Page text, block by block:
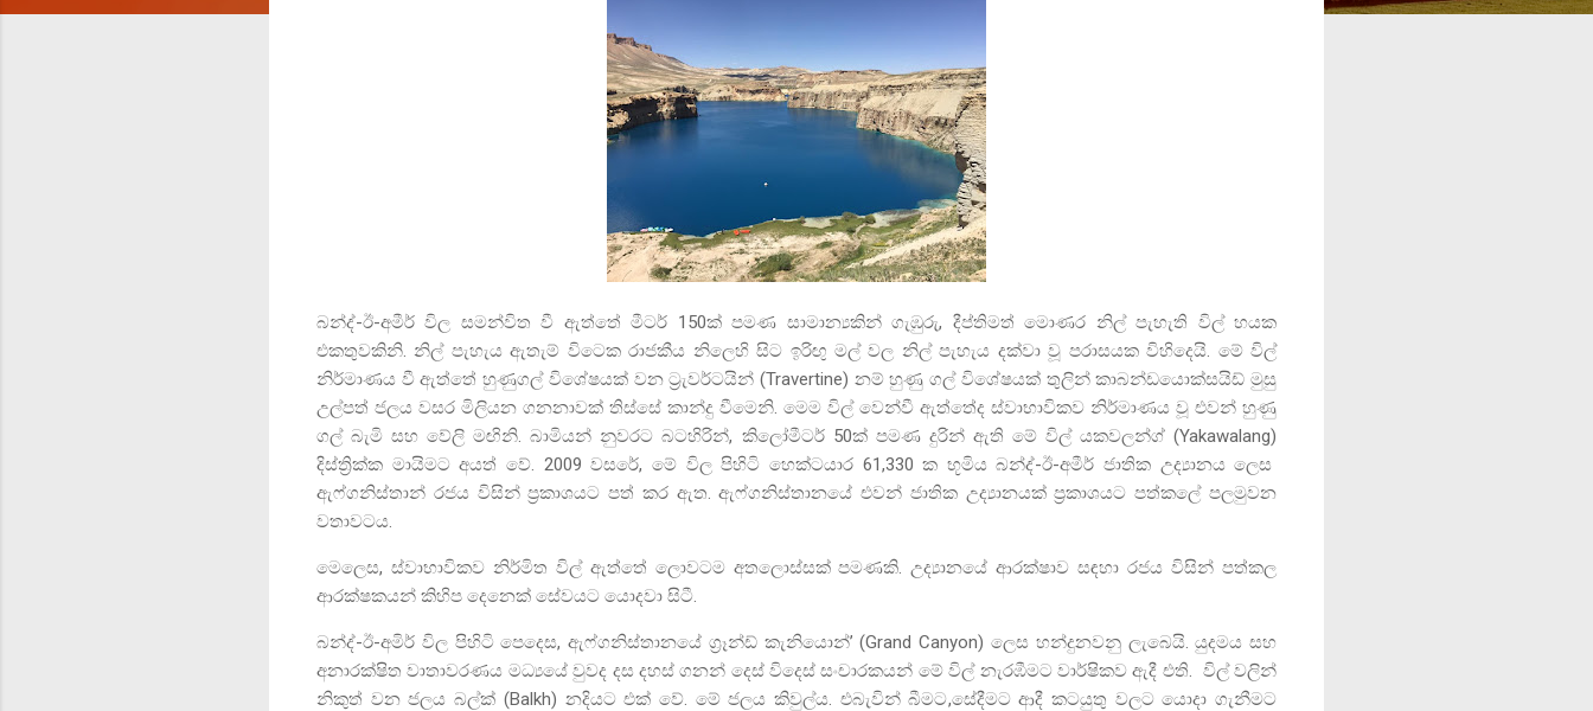
බන්ද්-ඊ-අමීර් විල සමන්විත වී ඇත්තේ මීටර් 150ක් පමණ සාමාන්‍යකින් ගැඹුරු, දීප්තිමත් මොණර නිල් පැහැති විල් හයක
එකතුවකිනි. නිල් පැහැය ඇතැම් විටෙක රාජකීය නිලෙහි සිට ඉරිඟු මල් වල නිල් පැහැය දක්වා වූ පරාසයක විහිදෙයි. මේ විල්
නිර්මාණය වී ඇත්තේ හුණුගල් විශේෂයක් වන ට්‍රැවර්ටයින් (Travertine) නම් හුණු ගල් විශේෂයක් තුලින් කාබන්ඩයොක්සයිඩ් මුසු
උල්පත් ජලය වසර මිලියන ගනනාවක් තිස්සේ කාන්දු වීමෙනි. මෙම විල් වෙන්වී ඇත්තේද ස්වාභාවිකව නිර්මාණය වූ එවන් හුණු
ගල් බැමි සහ වේලි මඟිනි. බාමියන් නුවරට බටහිරින්, කිලෝමීටර් 50ක් පමණ දුරින් ඇති මේ විල් යකවලන්ග්(Yakawalang)
දිස්ත්‍රික්ක මායිමට අයත් වේ. 2009 වසරේ, මේ විල පිහිටි හෙක්ටයාර 61,330 ක භූමිය බන්ද්-ඊ-අමීර් ජාතික උද්‍යානය ලෙස
ඇෆ්ගනිස්තාන් රජය විසින් ප්‍රකාශයට පත් කර ඇත. ඇෆ්ගනිස්තානයේ එවන් ජාතික උද්‍යානයක් ප්‍රකාශයට පත්කලේ පලමුවන
වතාවටය.
මෙලෙස, ස්වාභාවිකව නිර්මිත විල් ඇත්තේ ලොවටම අතලොස්සක් පමණකි. උද්‍යානයේ ආරක්ෂාව සඳහා රජය විසින් පත්කල
ආරක්ෂකයන් කිහිප දෙනෙක් සේවයට යොදවා සිටී.
බන්ද්-ඊ-අමිර් විල පිහිටි පෙදෙස,ඇෆ්ගනිස්තානයේ ග්‍රෑන්ඩ් කැනියොන්’ (Grand Canyon) ලෙස හන්දුනවනු ලැබෙයි. යුදමය සහ
අනාරක්ෂිත වාතාවරණය මධ්‍යයේ වුවද දස දහස් ගනන් දෙස් විදෙස් සංචාරකයන් මේ විල් නැරඹීමට වාර්ෂිකව ඇදී එති.
විල් වලින්
නිකුත් වන ජලය බල්ක් (Balkh) නදියට එක් වේ. මේ ජලය කිවුල්ය. එබැවින් බීමට,සේදීමට ආදී කටයුතු වලට යොදා ගැනීමට